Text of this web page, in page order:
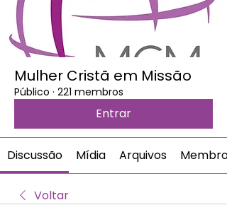
Mulher Cristã em Missão
Público · 221 membros
Entrar
Discussão Mídia Arquivos Membros
Voltar